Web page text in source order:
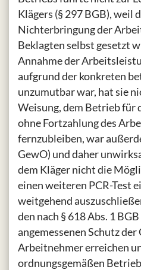
Klägers (§ 297 BGB), weil
Nichterbringung der
Beklagten selbst gesetzt
Annahme der
aufgrund der konkreten
unzumutbar war, hat sie
Weisung, dem Betrieb für
ohne Fortzahlung des
fernzubleiben, war
GewO) und daher
dem Kläger nicht die
einen weiteren PCR-Test
weitgehend
den nach § 618 Abs. 1
angemessenen Schutz
Arbeitnehmer erreichen
ordnungsgemäßen